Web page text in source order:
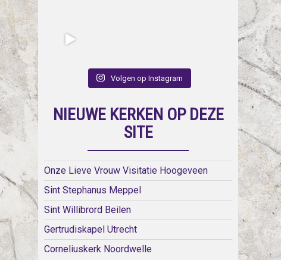
Volgen op Instagram
NIEUWE KERKEN OP DEZE
SITE
Onze Lieve Vrouw Visitatie Hoogeveen
Sint Stephanus Meppel
Sint Willibrord Beilen
Gertrudiskapel Utrecht
Corneliuskerk Noordwelle